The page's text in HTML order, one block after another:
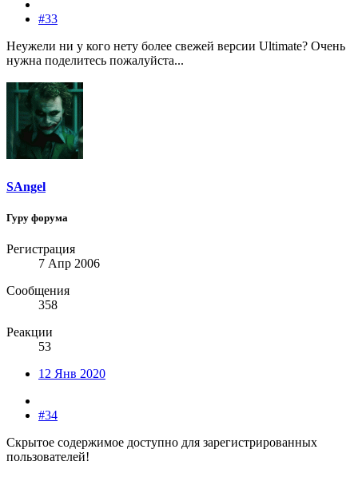
#33
Неужели ни у кого нету более свежей версии Ultimate? Очень
нужна поделитесь пожалуйста...
SAngel
Гуру форума
Регистрация
7 Апр 2006
Сообщения
358
Реакции
53
12 Янв 2020
#34
Скрытое содержимое доступно для зарегистрированных
пользователей!